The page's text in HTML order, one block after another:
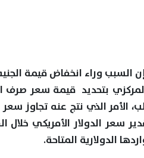
إن السبب وراء انخفاض قيمة
المركزي بتحديد قيمة سعر صرف
سعر الدولار الأمريكي خلال
الدولارية المتاحة.